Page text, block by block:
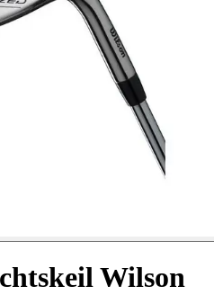
Wilson